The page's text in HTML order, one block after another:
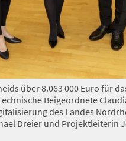
über 8.063 000 Euro für
Beigeordnete
des Landes
Dreier und Projektleiterin